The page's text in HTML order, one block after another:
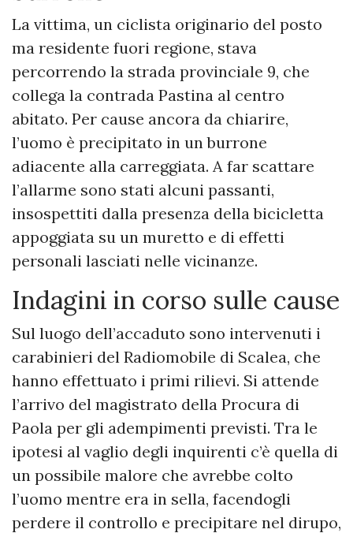
La vittima, un ciclista originario del posto
ma residente fuori regione, stava
percorrendo la strada provinciale 9, che
collega la contrada Pastina al centro
abitato. Per cause ancora da chiarire,
l’uomo è precipitato in un burrone
adiacente alla carreggiata. A far scattare
l’allarme sono stati alcuni passanti,
insospettiti dalla presenza della bicicletta
appoggiata su un muretto e di effetti
personali lasciati nelle vicinanze.
Indagini in corso sulle cause
Sul luogo dell’accaduto sono intervenuti i
carabinieri del Radiomobile di Scalea, che
hanno effettuato i primi rilievi. Si attende
l’arrivo del magistrato della Procura di
Paola per gli adempimenti previsti. Tra le
ipotesi al vaglio degli inquirenti c’è quella di
un possibile malore che avrebbe colto
l’uomo mentre era in sella, facendogli
perdere il controllo e precipitare nel dirupo,